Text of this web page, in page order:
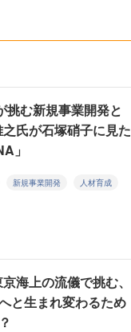
挑む新規事業開発と
氏が石塚硝子に見た
」
新規事業開発 人材育成
海上の流儀で挑む、
と生まれ変わるため